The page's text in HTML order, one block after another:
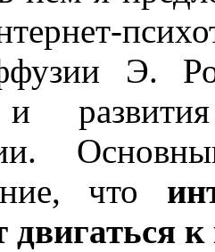
Э.
развития
что
двигаться